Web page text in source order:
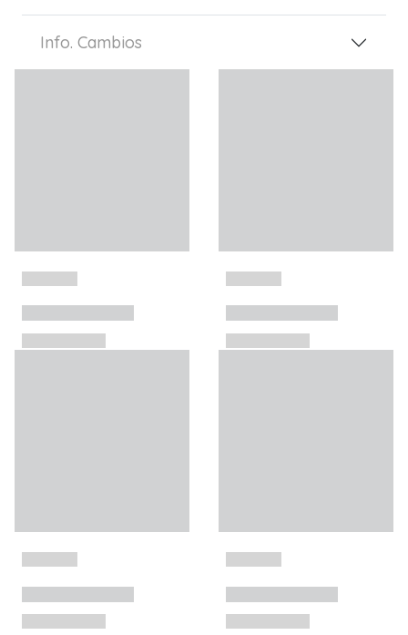
Info. Cambios